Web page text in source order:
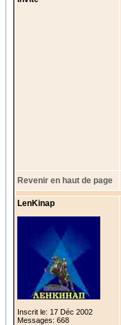
Revenir en haut de page
LenKinap
Inscrit le: 17 Déc 2002
Messages: 668